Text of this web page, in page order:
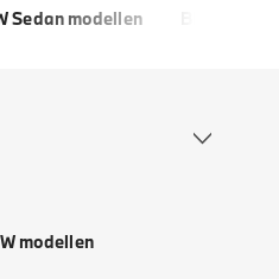
Sedan modellen
modellen